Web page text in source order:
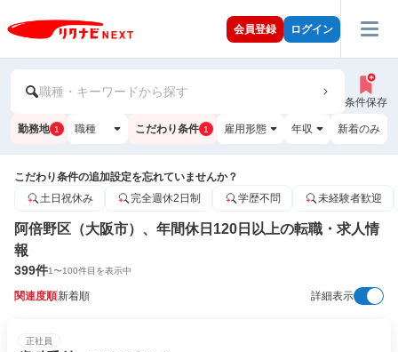
会員登録 ログイン
職種・キーワードから探す
条件保存
勤務地 1 職種 こだわり条件 1 雇用形態 年収 新着のみ
こだわり条件の追加設定を忘れていませんか？
土日祝休み
完全週休2日制 学歴不問 未経験者歓迎
阿倍野区（大阪市）、年間休日120日以上の転職・求人情
報
399件1〜100件目を表示中
関連度順新着順 詳細表示
正社員